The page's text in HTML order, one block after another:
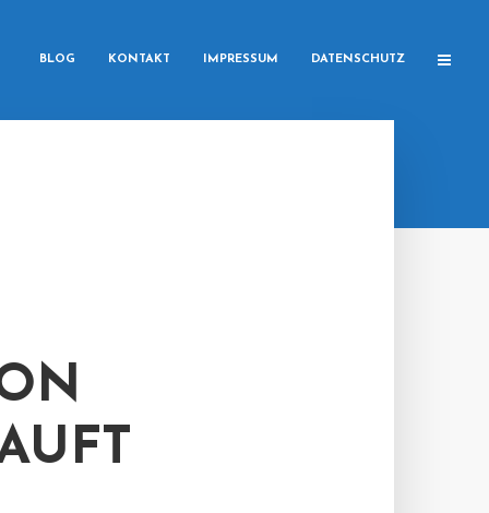
BLOG KONTAKT IMPRESSUM DATENSCHUTZ